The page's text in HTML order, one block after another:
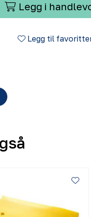
Legg i
Legg til